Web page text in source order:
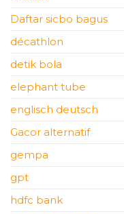
Daftar sicbo bagus
décathlon
detik bola
elephant tube
englisch deutsch
Gacor alternatif
gempa
gpt
hdfc bank